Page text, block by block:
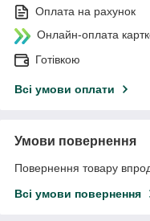
Оплата на рахунок
Онлайн-оплата
Готівкою
Всі умови оплати
Умови повернення
Повернення товару
Всі умови повернення